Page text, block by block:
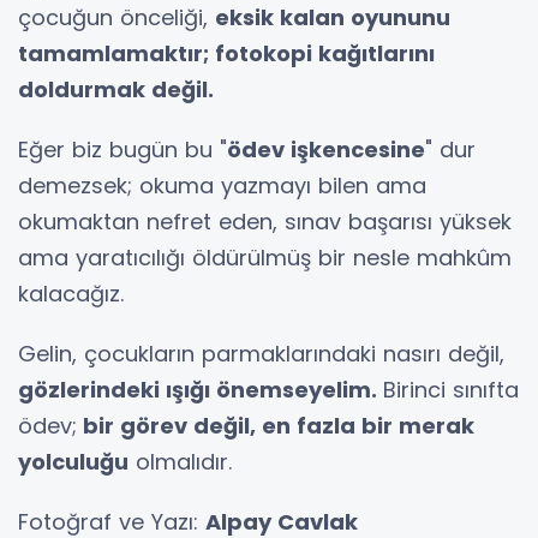
çocuğun önceliği, eksik kalan oyununu
tamamlamaktır; fotokopi kağıtlarını
doldurmak değil.
Eğer biz bugün bu "ödev işkencesine" dur
demezsek; okuma yazmayı bilen ama
okumaktan nefret eden, sınav başarısı yüksek
ama yaratıcılığı öldürülmüş bir nesle mahkûm
kalacağız.
Gelin, çocukların parmaklarındaki nasırı değil,
gözlerindeki ışığı önemseyelim. Birinci sınıfta
ödev; bir görev değil, en fazla bir merak
yolculuğu olmalıdır.
Fotoğraf ve Yazı: Alpay Cavlak